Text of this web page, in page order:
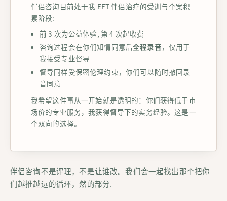
伴侣咨询目前处于我 EFT 伴侣治疗的受训与个案积
累阶段:
前 3 次为公益体验, 第 4 次起收费
咨询过程会在你们知情同意后全程录音，仅用于
我接受专业督导
督导同样受保密伦理约束，你们可以随时撤回录
音同意
我希望这件事从一开始就是透明的：你们获得低于市
场价的专业服务，我获得督导下的实务经验。这是一
个双向的选择。
伴侣咨询不是评理，不是让谁改。我们会一起找出那个把你
们越推越远的循环，然的部分.